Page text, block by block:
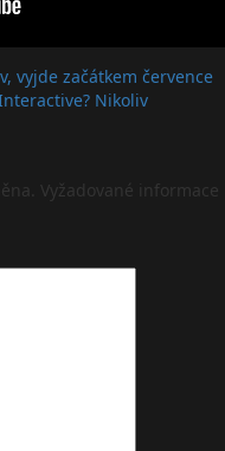
vyjde začátkem července
Nikoliv
Vyžadované informace